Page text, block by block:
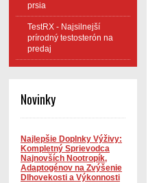
prsia
TestRX - Najsilnejší
prírodný testosterón na
predaj
Novinky
Najlepšie Doplnky Výživy:
Kompletný Sprievodca
Najnovších Nootropík,
Adaptogénov na Zvýšenie
Dlhovekosti a Výkonnosti